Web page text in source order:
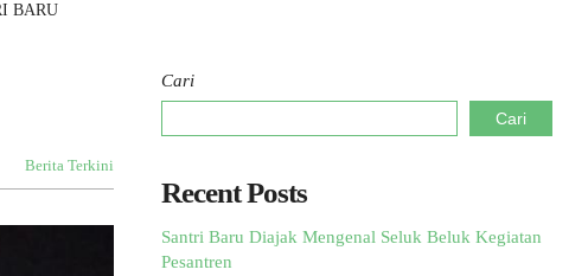
BARU
Berita Terkini
Cari
Cari
Recent Posts
Santri Baru Diajak Mengenal Seluk Beluk Kegiatan
Pesantren